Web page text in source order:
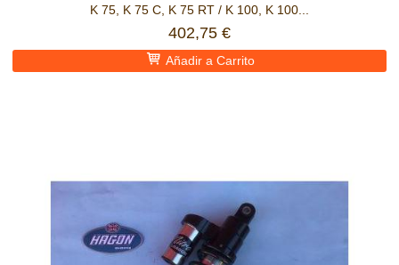
K 75, K 75 C, K 75 RT / K 100, K 100...
402,75 €
Añadir a Carrito